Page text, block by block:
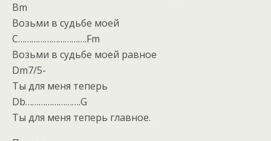
Bm
Возьми в судьбе моей
C………………………….Fm
Возьми в судьбе моей равное
Dm7/5-
Ты для меня теперь
Db…………………….G
Ты для меня теперь главное.